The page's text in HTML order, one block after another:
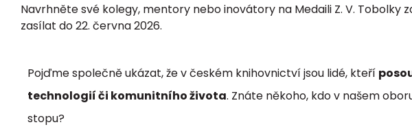
Navrhněte své kolegy, mentory nebo inovátory na Medaili Z. V. Tobolky
zasílat do 22. června 2026.
Pojďme společně ukázat, že v českém knihovnictví jsou lidé, kteří
technologií či komunitního života. Znáte někoho, kdo v našem
stopu?